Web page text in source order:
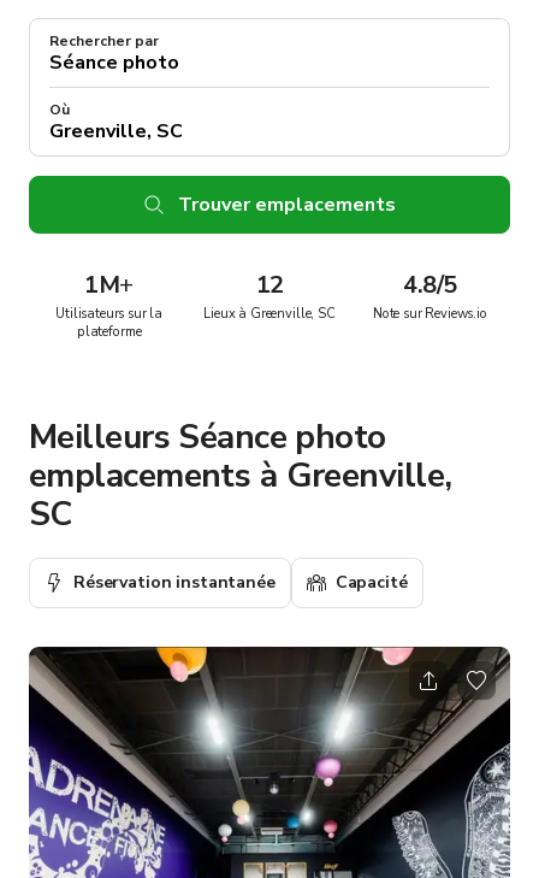
Rechercher par
Où
Trouver emplacements
1M+
Utilisateurs sur la
plateforme
12
Lieux à Greenville, SC
4.8/5
Note sur Reviews.io
Meilleurs Séance photo
emplacements à Greenville,
SC
Réservation instantanée Capacité